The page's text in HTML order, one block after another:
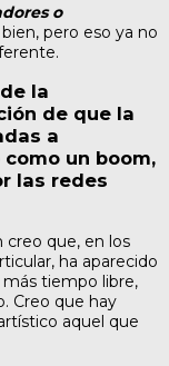
o
pero eso ya no
la
de que la
a
un boom,
las redes
creo que, en los
ha aparecido
tiempo libre,
Creo que hay
aquel que